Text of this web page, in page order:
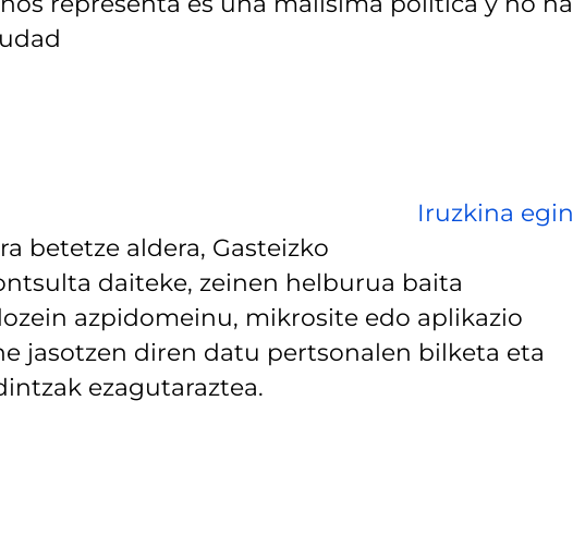
Iruzkina egin
betetze aldera, Gasteizko
daiteke, zeinen helburua baita
azpidomeinu, mikrosite edo aplikazio
jasotzen diren datu pertsonalen bilketa eta
ezagutaraztea.